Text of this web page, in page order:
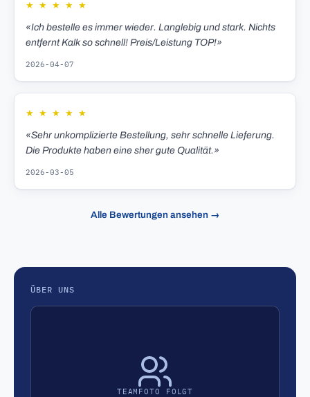
★ ★ ★ ★ ★
«Ich bestelle es immer wieder. Langlebig und stark. Nichts
entfernt Kalk so schnell! Preis/Leistung TOP!»
2026-04-07
★ ★ ★ ★ ★
«Sehr unkomplizierte Bestellung, sehr schnelle Lieferung.
Die Produkte haben eine sher gute Qualität.»
2026-03-05
Alle Bewertungen ansehen →
ÜBER UNS
TEAMFOTO FOLGT